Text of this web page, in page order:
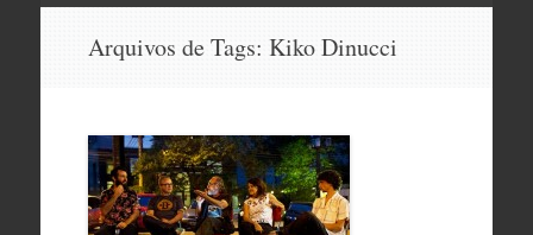
Arquivos de Tags: Kiko Dinucci